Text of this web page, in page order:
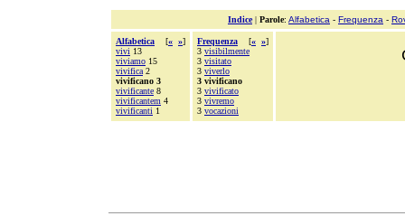
Indice| Parole: Alfabetica - Frequenza -
Alfabetica [« »]
vivi 13
viviamo 15
vivifica 2
vivificano 3
vivificante 8
vivificantem 4
vivificanti 1
Frequenza [« »]
3 visibilmente
3 visitato
3 viverlo
3 vivificano
3 vivificato
3 vivremo
3 vocazioni